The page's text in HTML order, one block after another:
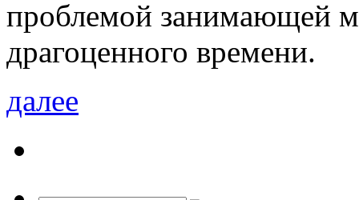
проблемой занимающей
драгоценного времени.
далее